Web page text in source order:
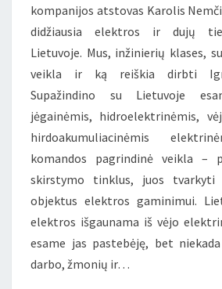
kompanijos atstovas Karolis
didžiausia elektros ir dujų
Lietuvoje. Mus, inžinierių klases,
veikla ir ką reiškia dirbti
Supažindino su Lietuvoje
jėgainėmis, hidroelektrinėmis,
hirdoakumuliacinėmis
komandos pagrindinė veikla –
skirstymo tinklus, juos
objektus elektros gaminimui.
elektros išgaunama iš vėjo
esame jas pastebėję, bet
darbo, žmonių ir…